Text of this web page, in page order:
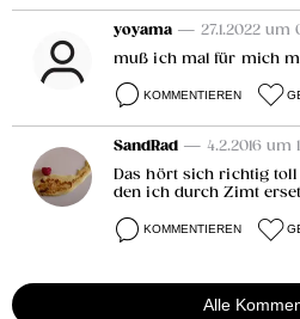
yoyama — 27.1.2022 um
muß ich mal für mich
KOMMENTIEREN
SandRad — 4.2.2016 um
Das hört sich richtig toll
den ich durch Zimt
KOMMENTIEREN
Alle